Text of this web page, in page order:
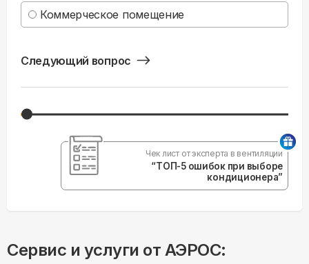
Коммерческое помещение
Следующий вопрос
Чек лист от эксперта в вентиляции
“ТОП-5 ошибок при выборе
кондиционера”
Сервис и услуги от АЭРОС: